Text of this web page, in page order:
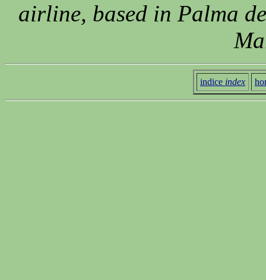
airline, based in Palma
indice index